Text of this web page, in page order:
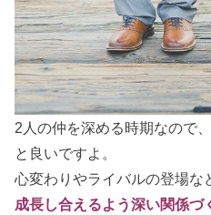
2人の仲を深める時期なので
と良いですよ。
心変わりやライバルの登場な
成長し合えるよう深い関係づ